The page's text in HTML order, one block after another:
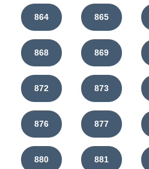
864 865
868 869
872 873
876 877
880 881